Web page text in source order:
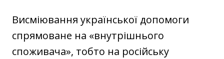
Висміювання української допомоги
спрямоване на «внутрішнього
споживача», тобто на російську